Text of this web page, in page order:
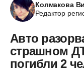
Колмакова
Редактор
Авто
страшном
погибли 2